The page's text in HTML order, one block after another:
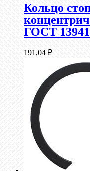
Кольцо
ГОСТ
191,04 ₽